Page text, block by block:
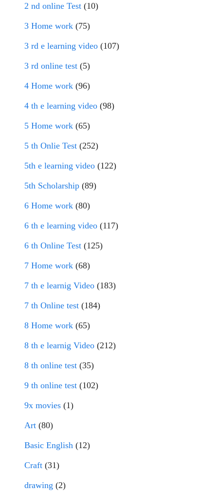
2 nd online Test (10)
3 Home work (75)
3 rd e learning video (107)
3 rd online test (5)
4 Home work (96)
4 th e learning video (98)
5 Home work (65)
5 th Onlie Test (252)
5th e learning video (122)
5th Scholarship (89)
6 Home work (80)
6 th e learning video (117)
6 th Online Test (125)
7 Home work (68)
7 th e learnig Video (183)
7 th Online test (184)
8 Home work (65)
8 th e learnig Video (212)
8 th online test (35)
9 th online test (102)
9x movies (1)
Art (80)
Basic English (12)
Craft (31)
drawing (2)